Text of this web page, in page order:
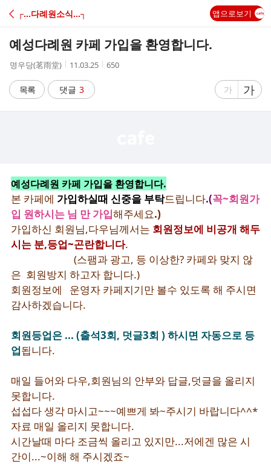
C
A
┌…다례원소식…┐ 앱으로보기
예성다례원 카페 가입을 환영합니다.
작
자
명우당(茗雨堂)
작
시
간
11.03.25
조
650
목록 댓글 3
글
가
글
자
가
예성다례원 카페 가입을 환영합니다.
본 카페에 가입하실때 신중을 부탁드립니다.(꼭~회원가
입 원하시는 님 만 가입해주세요.)
가입하신 회원님,다우님께서는 회원정보에 비공개 해두
시는 분,등업~곤란합니다.
(스팸과 광고, 등 이상한? 카페와 맞지 않
은 회원방지 하고자 합니다.)
회원정보에 운영자 카페지기만 볼수 있도록 해 주시면
감사하겠습니다.
회원등업은 ... (출석3회, 덧글3회 ) 하시면 자동으로 등
업됩니다.
매일 들어와 다우,회원님의 안부와 답글,덧글을 올리지
못합니다.
섭섭다 생각 마시고~~~예쁘게 봐~주시기 바랍니다^^*
자료 매일 올리지 못합니다.
시간날때 마다 조금씩 올리고 있지만...저에겐 많은 시
간이...~이해 해 주시겠죠~